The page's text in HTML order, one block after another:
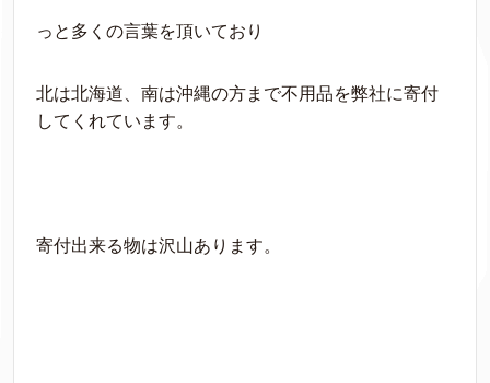
っと多くの言葉を頂いており
北は北海道、南は沖縄の方まで不用品を弊社に寄付
してくれています。
寄付出来る物は沢山あります。